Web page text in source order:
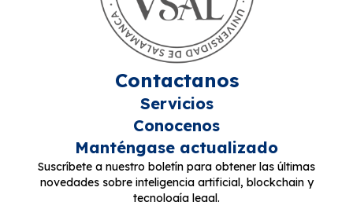
Contactanos
Servicios
Conocenos
Manténgase actualizado
Suscríbete a nuestro boletín para obtener las últimas
novedades sobre inteligencia artificial, blockchain y
tecnología legal.